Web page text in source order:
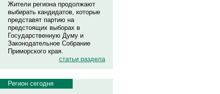
Жители региона продолжают
выбирать кандидатов, которые
представят партию на
предстоящих выборах в
Государственную Думу и
Законодательное Собрание
Приморского края.
статьи раздела
Регион сегодня